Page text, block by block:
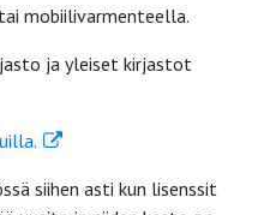
mobiilivarmenteella.
ja yleiset kirjastot
siihen asti kun lisenssit